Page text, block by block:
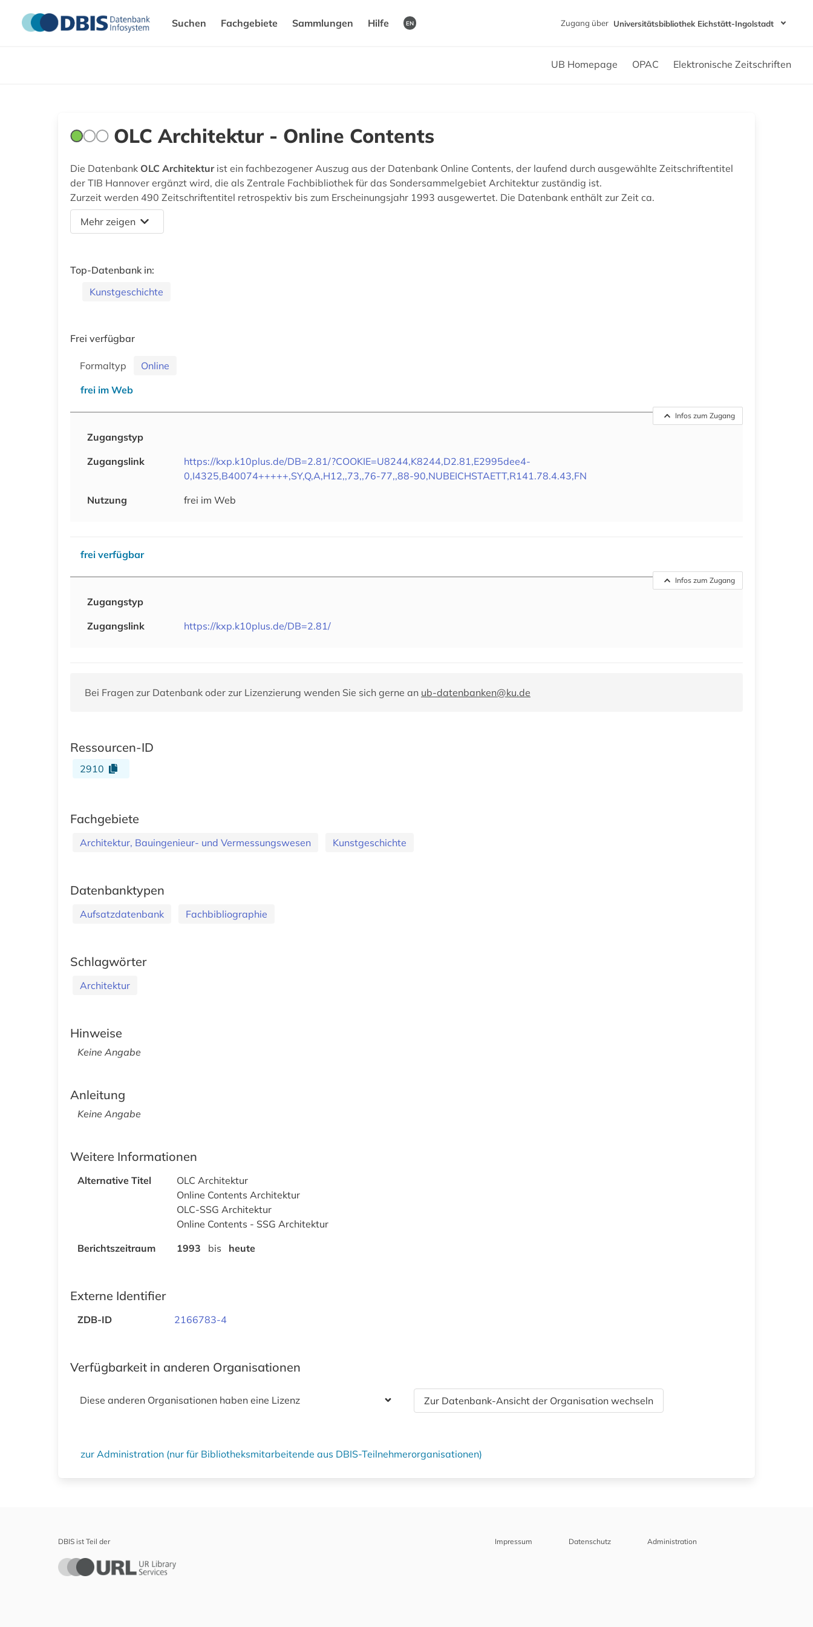
Suchen Fachgebiete Sammlungen Hilfe EN Zugang über Universitätsbibliothek Eichstätt-Ingolstadt
UB Homepage OPAC Elektronische Zeitschriften
OLC Architektur - Online Contents
Die Datenbank OLC Architekturist ein fachbezogener Auszug aus der Datenbank Online Contents, der laufend durch ausgewählte Zeitschriftentitel
der TIB Hannover ergänzt wird, die als Zentrale Fachbibliothek für das Sondersammelgebiet Architektur zuständig ist.
Zurzeit werden 490 Zeitschriftentitel retrospektiv bis zum Erscheinungsjahr 1993 ausgewertet. Die Datenbank enthält zur Zeit ca.
Mehr zeigen
Top-Datenbank in:
Kunstgeschichte
Frei verfügbar
Formaltyp
Online
frei im Web
Infos zum Zugang
Zugangstyp
Zugangslink
https://kxp.k10plus.de/DB=2.81/?COOKIE=U8244,K8244,D2.81,E2995dee4-
0,I4325,B40074+++++,SY,Q,A,H12,,73,,76-77,,88-90,NUBEICHSTAETT,R141.78.4.43,FN
Nutzung
frei im Web
frei verfügbar
Infos zum Zugang
Zugangstyp
Zugangslink
https://kxp.k10plus.de/DB=2.81/
Bei Fragen zur Datenbank oder zur Lizenzierung wenden Sie sich gerne an ub-datenbanken@ku.de
Ressourcen-ID
2910
Fachgebiete
Architektur, Bauingenieur- und Vermessungswesen Kunstgeschichte
Datenbanktypen
Aufsatzdatenbank Fachbibliographie
Schlagwörter
Architektur
Hinweise
Keine Angabe
Anleitung
Keine Angabe
Weitere Informationen
Alternative Titel
OLC Architektur
Online Contents Architektur
OLC-SSG Architektur
Online Contents - SSG Architektur
Berichtszeitraum
1993 bis heute
Externe Identifier
ZDB-ID 2166783-4
Verfügbarkeit in anderen Organisationen
Diese anderen Organisationen haben eine Lizenz Zur Datenbank-Ansicht der Organisation wechseln
zur Administration (nur für Bibliotheksmitarbeitende aus DBIS-Teilnehmerorganisationen)
DBIS ist Teil der Impressum Datenschutz Administration